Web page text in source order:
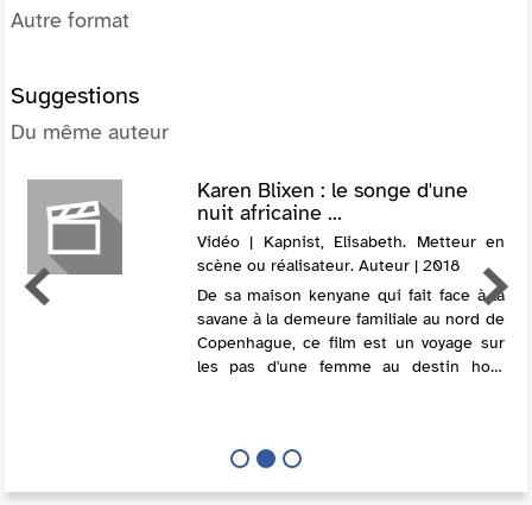
Autre format
Suggestions
Du même auteur
Karen Blixen : le songe d'une
nuit africaine ...
Vidéo | Kapnist, Elisabeth. Metteur en
scène ou réalisateur. Auteur | 2018
De sa maison kenyane qui fait face à la
savane à la demeure familiale au nord de
Copenhague, ce film est un voyage sur
les pas d'une femme au destin hors